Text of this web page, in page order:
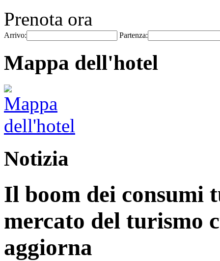
Prenota ora
Arrivo: Partenza:
Mappa dell'hotel
Notizia
Il boom dei consumi
mercato del turismo
aggiorna